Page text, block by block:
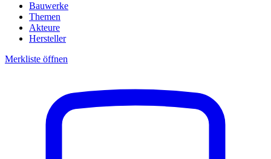
Bauwerke
Themen
Akteure
Hersteller
Merkliste öffnen